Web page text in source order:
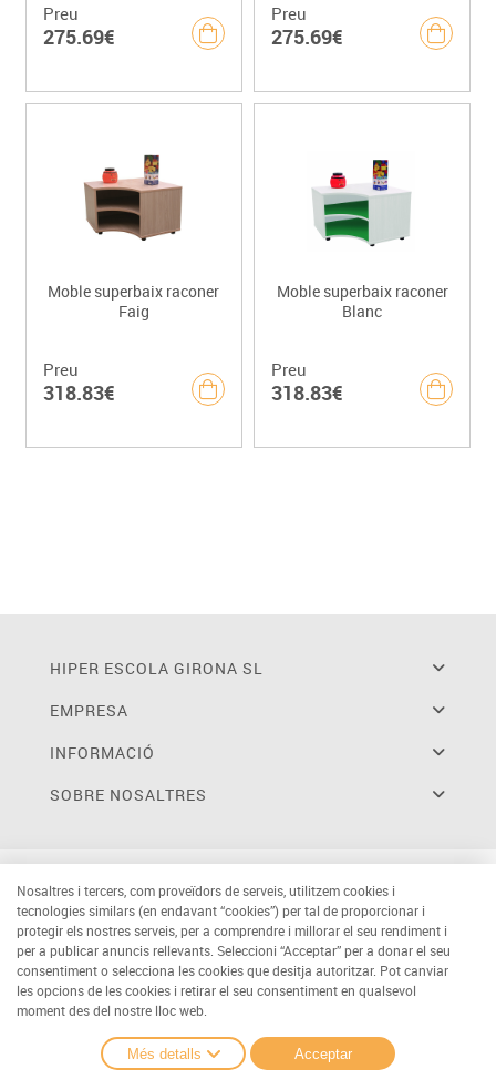
Preu
275.69€
Preu
275.69€
Moble superbaix raconer
Faig
Preu
318.83€
Moble superbaix raconer
Blanc
Preu
318.83€
HIPER ESCOLA GIRONA SL
EMPRESA
INFORMACIÓ
SOBRE NOSALTRES
Nosaltres i tercers, com proveïdors de serveis, utilitzem cookies i
tecnologies similars (en endavant “cookies”) per tal de proporcionar i
protegir els nostres serveis, per a comprendre i millorar el seu rendiment i
per a publicar anuncis rellevants. Seleccioni “Acceptar” per a donar el seu
consentiment o selecciona les cookies que desitja autoritzar. Pot canviar
les opcions de les cookies i retirar el seu consentiment en qualsevol
moment des del nostre lloc web.
Més detalls Acceptar